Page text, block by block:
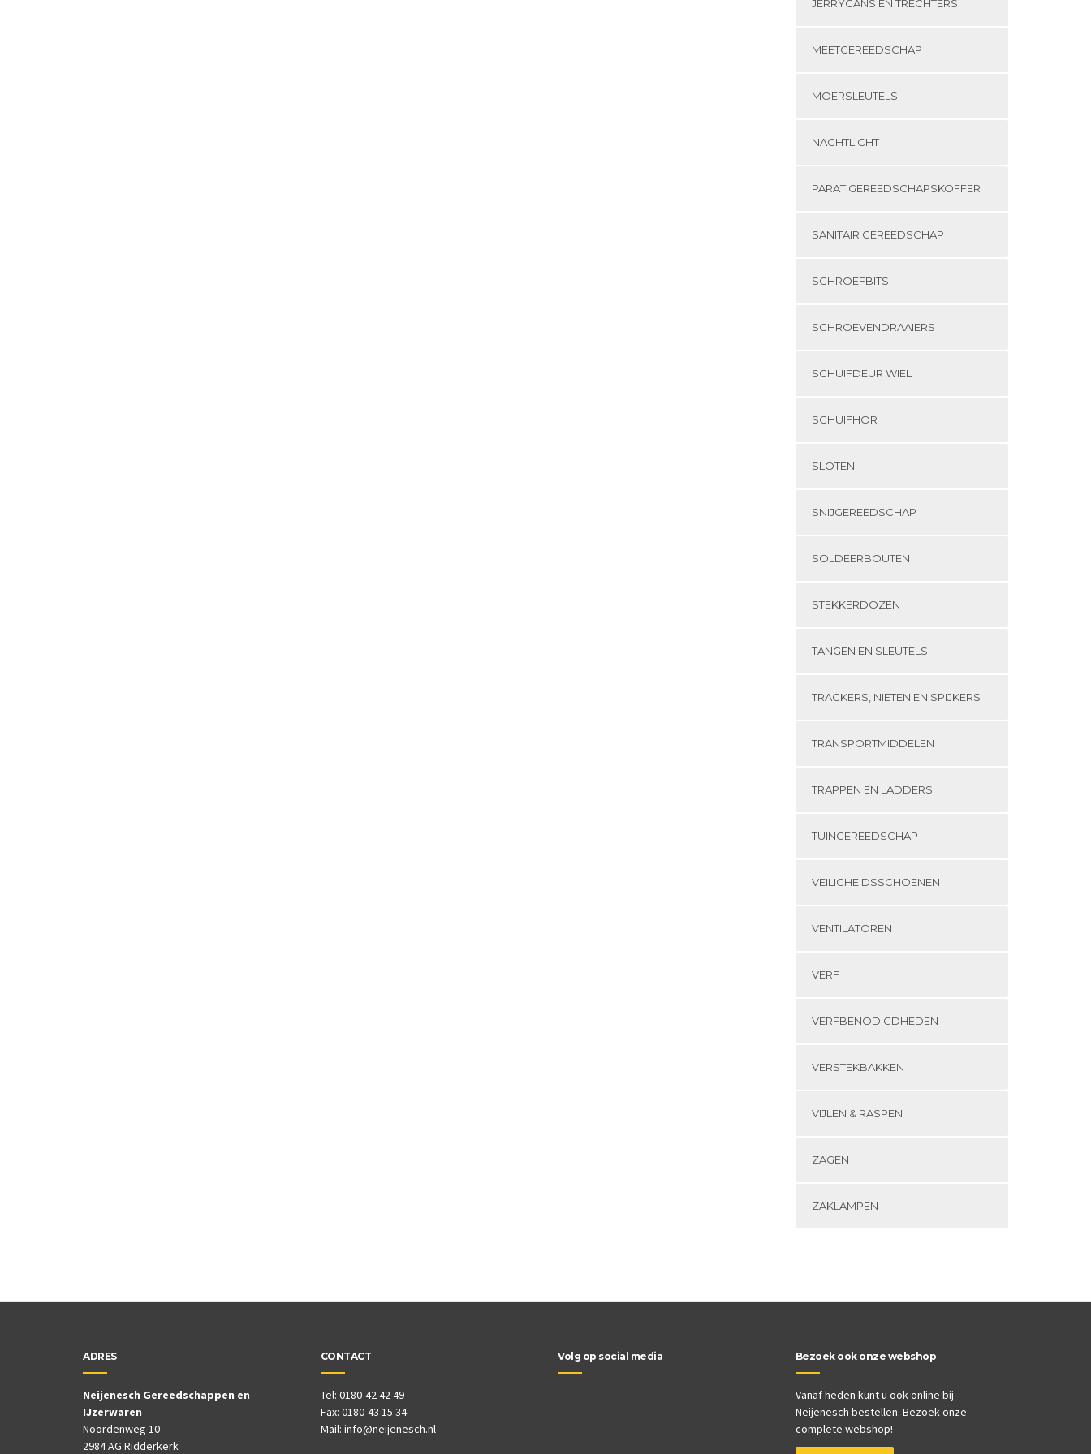
JERRYCANS EN TRECHTERS
MEETGEREEDSCHAP
MOERSLEUTELS
NACHTLICHT
PARAT GEREEDSCHAPSKOFFER
SANITAIR GEREEDSCHAP
SCHROEFBITS
SCHROEVENDRAAIERS
SCHUIFDEUR WIEL
SCHUIFHOR
SLOTEN
SNIJGEREEDSCHAP
SOLDEERBOUTEN
STEKKERDOZEN
TANGEN EN SLEUTELS
TRACKERS, NIETEN EN SPIJKERS
TRANSPORTMIDDELEN
TRAPPEN EN LADDERS
TUINGEREEDSCHAP
VEILIGHEIDSSCHOENEN
VENTILATOREN
VERF
VERFBENODIGDHEDEN
VERSTEKBAKKEN
VIJLEN & RASPEN
ZAGEN
ZAKLAMPEN
ADRES
Neijenesch Gereedschappen en
IJzerwaren
Noordenweg 10
2984 AG Ridderkerk
CONTACT
Tel: 0180-42 42 49
Fax: 0180-43 15 34
Mail: info@neijenesch.nl
Volg op social media Bezoek ook onze webshop
Vanaf heden kunt u ook online bij
Neijenesch bestellen. Bezoek onze
complete webshop!